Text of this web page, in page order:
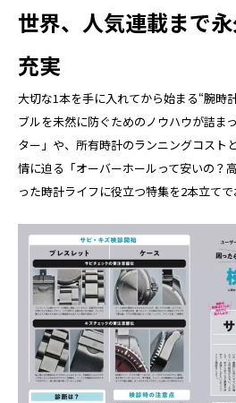
世界、人気連載まで
充実
大切な1本を手に入れてから始まる“腕時
ブルを未然に防ぐためのノウハウが詰ま
ター」や、所有時計のランニングコスト
情に迫る「オーバーホールって安いの？
った時計ライフに役立つ特集を2本立てで